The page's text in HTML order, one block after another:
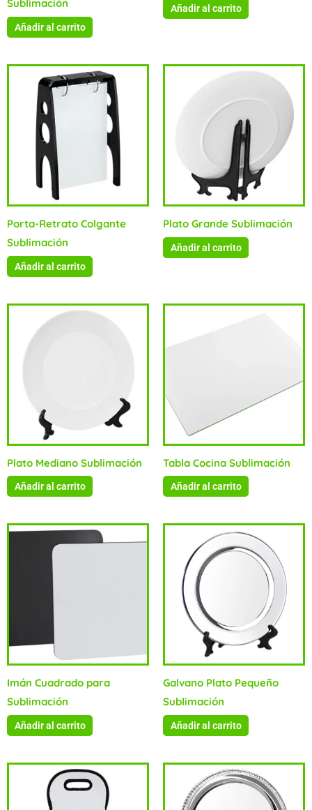
Sublimación
Añadir al carrito
Añadir al carrito
Porta-Retrato Colgante
Sublimación
Añadir al carrito
Plato Grande Sublimación
Añadir al carrito
Plato Mediano Sublimación
Añadir al carrito
Tabla Cocina Sublimación
Añadir al carrito
Imán Cuadrado para
Sublimación
Añadir al carrito
Galvano Plato Pequeño
Sublimación
Añadir al carrito